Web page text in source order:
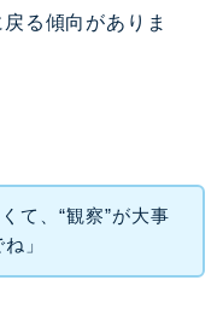
る傾向がありま
て、“観察”が大事
」